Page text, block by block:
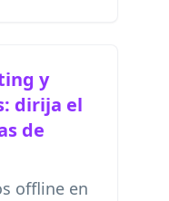
y
dirija el
de
offline en